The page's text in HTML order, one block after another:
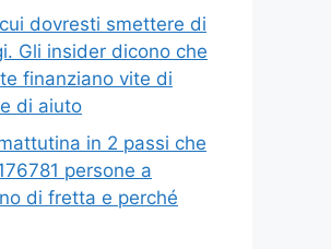
dovresti smettere di
Gli insider dicono che
finanziano vite di
di aiuto
in 2 passi che
persone a
di fretta e perché